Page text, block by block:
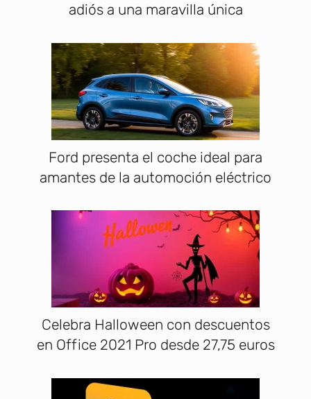
adiós a una maravilla única
Ford presenta el coche ideal para
amantes de la automoción eléctrico
Celebra Halloween con descuentos
en Office 2021 Pro desde 27,75 euros